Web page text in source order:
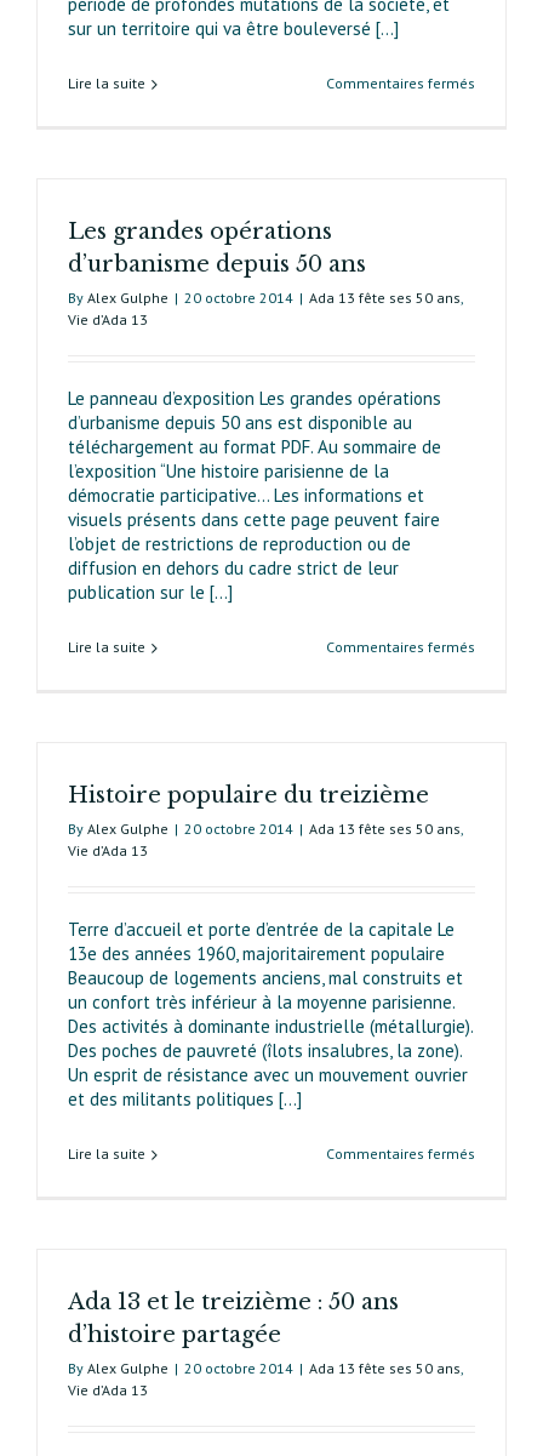
sur un territoire qui va être bouleversé [...]
Lire la suite Commentaires fermés
Les grandes opérations
d’urbanisme depuis 50 ans
By Alex Gulphe | 20 octobre 2014 | Ada 13 fête ses 50 ans,
Vie d’Ada 13
Le panneau d’exposition Les grandes opérations
d’urbanisme depuis 50 ans est disponible au
téléchargement au format PDF. Au sommaire de
l’exposition “Une histoire parisienne de la
démocratie participative… Les informations et
visuels présents dans cette page peuvent faire
l’objet de restrictions de reproduction ou de
diffusion en dehors du cadre strict de leur
publication sur le [...]
Lire la suite Commentaires fermés
Histoire populaire du treizième
By Alex Gulphe | 20 octobre 2014 | Ada 13 fête ses 50 ans,
Vie d’Ada 13
Terre d’accueil et porte d’entrée de la capitale Le
13e des années 1960, majoritairement populaire
Beaucoup de logements anciens, mal construits et
un confort très inférieur à la moyenne parisienne.
Des activités à dominante industrielle (métallurgie).
Des poches de pauvreté (îlots insalubres, la zone).
Un esprit de résistance avec un mouvement ouvrier
et des militants politiques [...]
Lire la suite Commentaires fermés
Ada 13 et le treizième : 50 ans
d’histoire partagée
By Alex Gulphe | 20 octobre 2014 | Ada 13 fête ses 50 ans,
Vie d’Ada 13